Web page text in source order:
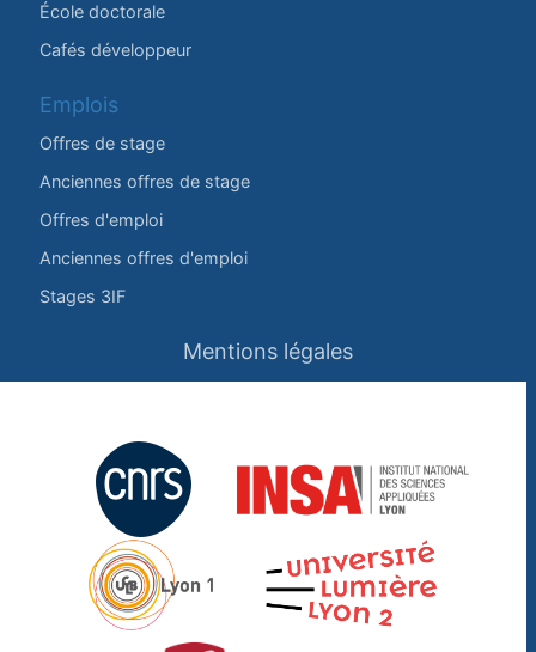
École doctorale
Cafés développeur
Emplois
Offres de stage
Anciennes offres de stage
Offres d'emploi
Anciennes offres d'emploi
Stages 3IF
Mentions légales